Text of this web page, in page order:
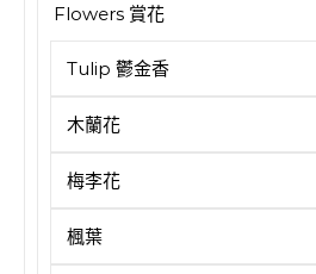
Flowers 賞花
Tulip 鬱金香
木蘭花
梅李花
楓葉